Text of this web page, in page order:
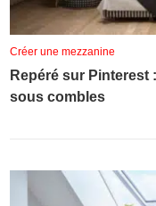
Créer une mezzanine
Repéré sur Pinterest
sous combles